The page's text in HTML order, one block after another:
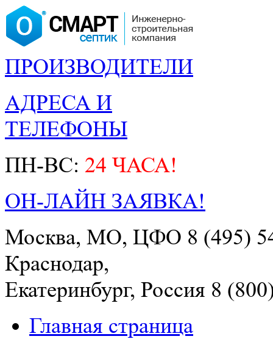
ПРОИЗВОДИТЕЛИ
АДРЕСА И
ТЕЛЕФОНЫ
ПН-ВС: 24 ЧАСА!
ОН-ЛАЙН ЗАЯВКА!
Москва, МО, ЦФО 8 (495)
Краснодар,
Екатеринбург, Россия 8
Главная страница